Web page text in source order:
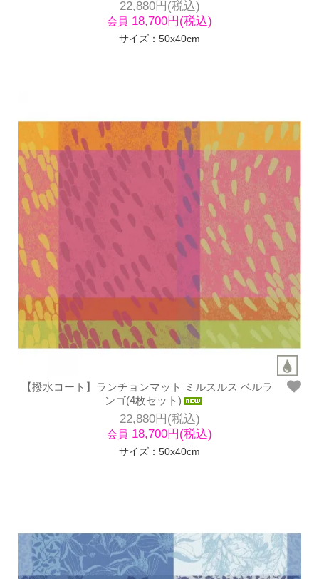
22,880円(税込)
会員 18,700円(税込)
サイズ：50x40cm
【撥水コート】ランチョンマット ミルスルス ベルラ
ンゴ(4枚セット)
22,880円(税込)
会員 18,700円(税込)
サイズ：50x40cm